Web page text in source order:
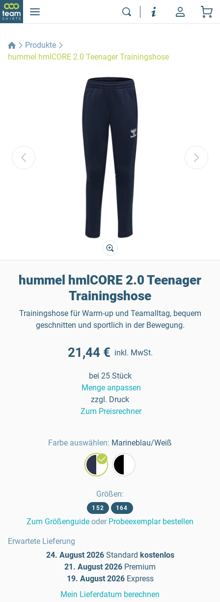
Produkte
hummel hmlCORE 2.0 Teenager Trainingshose
hummel hmlCORE 2.0 Teenager
Trainingshose
Trainingshose für Warm-up und Teamalltag, bequem
geschnitten und sportlich in der Bewegung.
21,44 € inkl. MwSt.
bei 25 Stück
Menge anpassen
zzgl. Druck
Zum Preisrechner
Farbe auswählen: Marineblau/Weiß
Größen:
152 164
Zum Größenguide oder Probeexemplar bestellen
Erwartete Lieferung
24. August 2026 Standard kostenlos
21. August 2026 Premium
19. August 2026 Express
Mein Lieferdatum berechnen